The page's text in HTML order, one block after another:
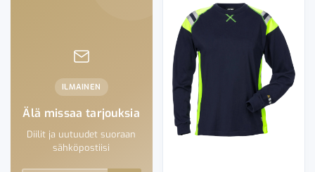
ILMAINEN
Älä missaa tarjouksia
Diilit ja uutuudet suoraan
sähköpostiisi